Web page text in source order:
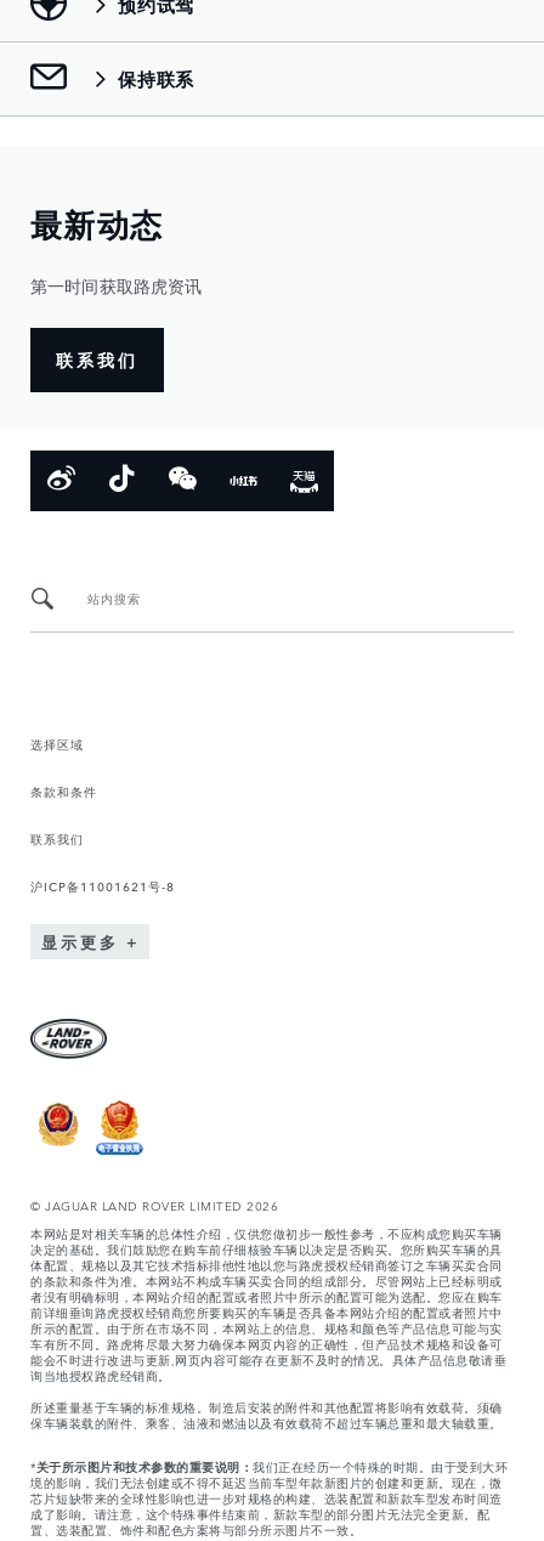
预约试驾
保持联系
最新动态
第一时间获取路虎资讯
联系我们
站内搜索
选择区域
条款和条件
联系我们
沪ICP备11001621号-8
显示更多
© JAGUAR LAND ROVER LIMITED 2026
本网站是对相关车辆的总体性介绍，仅供您做初步一般性参考，不应构成您购买车辆
决定的基础。我们鼓励您在购车前仔细核验车辆以决定是否购买。您所购买车辆的具
体配置、规格以及其它技术指标排他性地以您与路虎授权经销商签订之车辆买卖合同
的条款和条件为准。本网站不构成车辆买卖合同的组成部分。尽管网站上已经标明或
者没有明确标明，本网站介绍的配置或者照片中所示的配置可能为选配。您应在购车
前详细垂询路虎授权经销商您所要购买的车辆是否具备本网站介绍的配置或者照片中
所示的配置。由于所在市场不同，本网站上的信息、规格和颜色等产品信息可能与实
车有所不同。路虎将尽最大努力确保本网页内容的正确性，但产品技术规格和设备可
能会不时进行改进与更新,网页内容可能存在更新不及时的情况。具体产品信息敬请垂
询当地授权路虎经销商。
所述重量基于车辆的标准规格。制造后安装的附件和其他配置将影响有效载荷。须确
保车辆装载的附件、乘客、油液和燃油以及有效载荷不超过车辆总重和最大轴载重。
*关于所示图片和技术参数的重要说明： 我们正在经历一个特殊的时期。由于受到大环
境的影响，我们无法创建或不得不延迟当前车型年款新图片的创建和更新。现在，微
芯片短缺带来的全球性影响也进一步对规格的构建、选装配置和新款车型发布时间造
成了影响。请注意，这个特殊事件结束前，新款车型的部分图片无法完全更新。配
置、选装配置、饰件和配色方案将与部分所示图片不一致。